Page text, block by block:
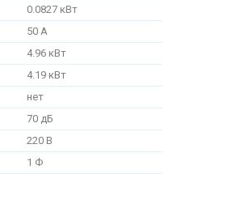
0.0827 кВт
50 А
4.96 кВт
4.19 кВт
нет
70 дБ
220 В
1 Ф